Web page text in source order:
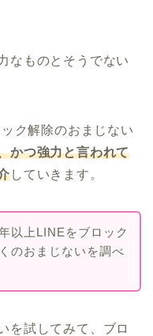
なものとそうでない
ク解除のおまじない
かつ強力と言われて
していきます。
以上LINEをブロック
のおまじないを調べ
を試してみて、ブロ